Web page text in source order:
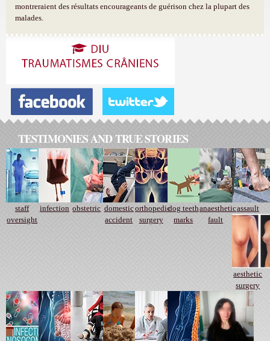
montreraient des résultats encourageants de guérison chez la plupart des
malades.
TESTIMONIES AND TRUE STORIES
staff
oversight
infection obstetric domestic
accident
orthopedic
surgery
dog teeth
marks
anaesthetic
fault
assault
aesthetic
surgery